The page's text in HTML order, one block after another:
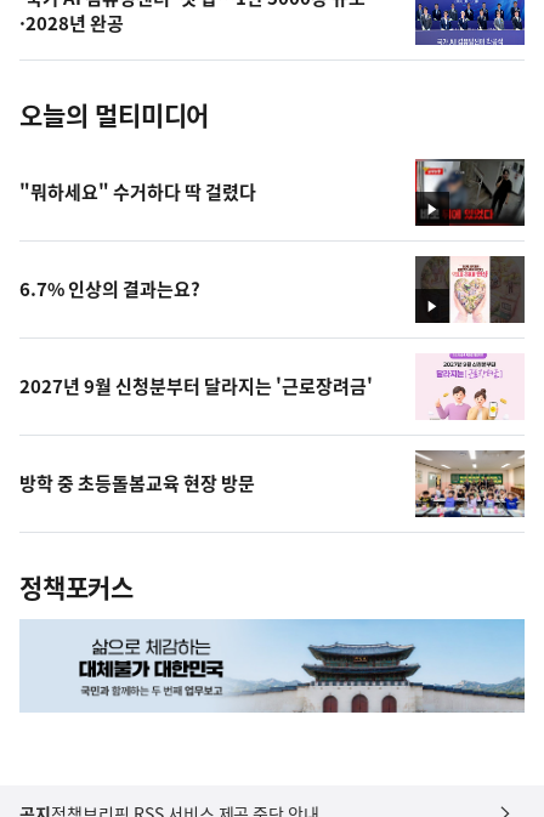
사
진
·2028년 완공
오늘의 멀티미디어
영
상
"뭐하세요" 수거하다 딱 걸렸다
영
상
6.7% 인상의 결과는요?
2027년 9월 신청분부터 달라지는 '근로장려금'
방학 중 초등돌봄교육 현장 방문
정책포커스